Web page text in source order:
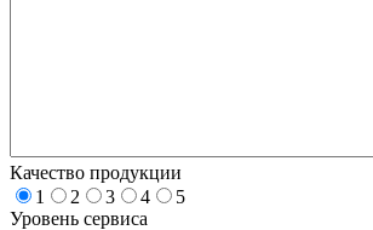
Качество продукции
1
2 3 4
5
Уровень сервиса